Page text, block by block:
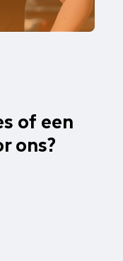
of een
ons?